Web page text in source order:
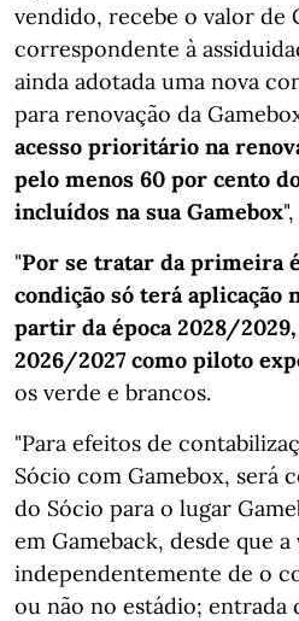
vendido, recebe o valor de
correspondente à
ainda adotada uma nova
para renovação da
acesso prioritário na
pelo menos 60 por cento
incluídos na sua Gamebox
"Por se tratar da primeira
condição só terá aplicação
partir da época 2028/
2026/2027 como piloto
os verde e brancos.
"Para efeitos de
Sócio com Gamebox, será
do Sócio para o lugar
em Gameback, desde que
independentemente de o
ou não no estádio; entrada